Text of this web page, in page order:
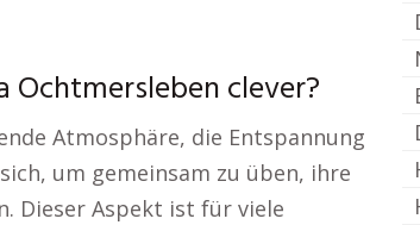
Ochtmersleben clever?
Atmosphäre, die Entspannung
um gemeinsam zu üben, ihre
Dieser Aspekt ist für viele